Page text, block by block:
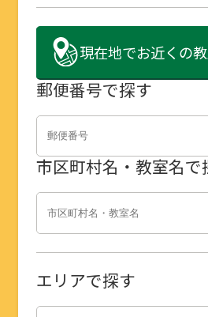
現在地でお近くの
郵便番号で探す
市区町村名・教室名で
エリアで探す